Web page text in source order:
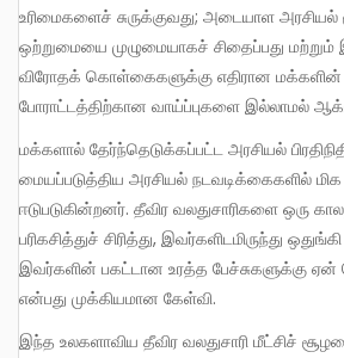
உரிமைகளைச் சுருக்குவது; அடையாள
ஒற்றுமையை முழுமையாகச் சிதைப்பது
விரோதக் கொள்கைகளுக்கு எதிரான
போராட்டத்திற்கான வாய்ப்புகளை இல்லாமல்
மக்களால் தேர்ந்தெடுக்கப்பட்ட அரசியல் பிரதிநிதிகள், தனிநபரை
மையப்படுத்திய அரசியல் நடவடிக்கைகளில்
ஈடுபடுகின்றனர். தீவிர வலதுசாரிகளை ஒரு
பரிகசித்துச் சிரித்து, இவர்களிடமிருந்து
இவர்களின் பகட்டான உரத்த பேச்சுகளுக்கு ஏன்
என்பது முக்கியமான கேள்வி.
இந்த உலகளாவிய தீவிர வலதுசாரி மீட்சிச் சூழலை விளக்கி, கார்டியன்